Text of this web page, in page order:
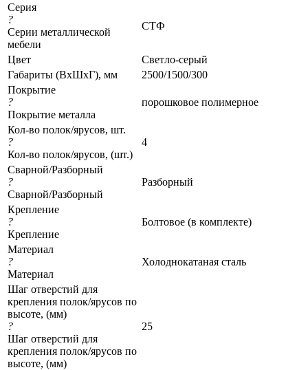
Серия
?
Серии металлической
мебели
СТФ
Цвет
Светло-серый
Габариты (ВхШхГ), мм
2500/1500/300
Покрытие
?
Покрытие металла
порошковое полимерное
Кол-во полок/ярусов, шт.
?
Кол-во полок/ярусов, (шт.)
4
Сварной/Разборный
?
Сварной/Разборный
Разборный
Крепление
?
Крепление
Болтовое (в комплекте)
Материал
?
Материал
Холоднокатаная сталь
Шаг отверстий для
крепления полок/ярусов по
высоте, (мм)
?
Шаг отверстий для
крепления полок/ярусов по
высоте, (мм)
25